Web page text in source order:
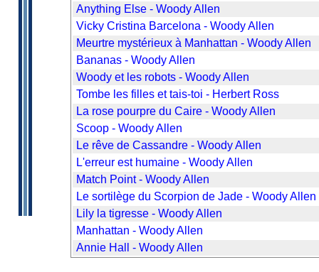
Anything Else - Woody Allen
Vicky Cristina Barcelona - Woody Allen
Meurtre mystérieux à Manhattan - Woody Allen
Bananas - Woody Allen
Woody et les robots - Woody Allen
Tombe les filles et tais-toi - Herbert Ross
La rose pourpre du Caire - Woody Allen
Scoop - Woody Allen
Le rêve de Cassandre - Woody Allen
L'erreur est humaine - Woody Allen
Match Point - Woody Allen
Le sortilège du Scorpion de Jade - Woody Allen
Lily la tigresse - Woody Allen
Manhattan - Woody Allen
Annie Hall - Woody Allen